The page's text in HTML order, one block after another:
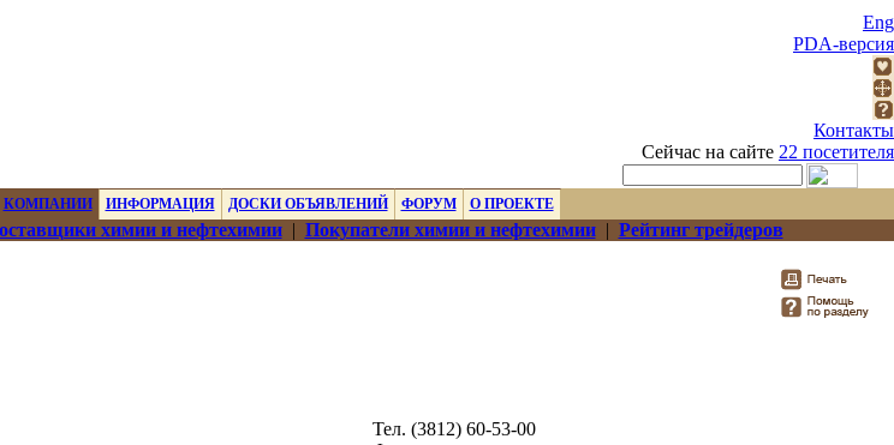
Eng
PDA-версия
Контакты
Сейчас на сайте 22 посетителя
КОМПАНИИ ИНФОРМАЦИЯ ДОСКИ ОБЪЯВЛЕНИЙ ФОРУМ О ПРОЕКТЕ
химии и нефтехимии| Покупатели химии и нефтехимии| Рейтинг трейдеров
Тел. (3812) 60-53-00